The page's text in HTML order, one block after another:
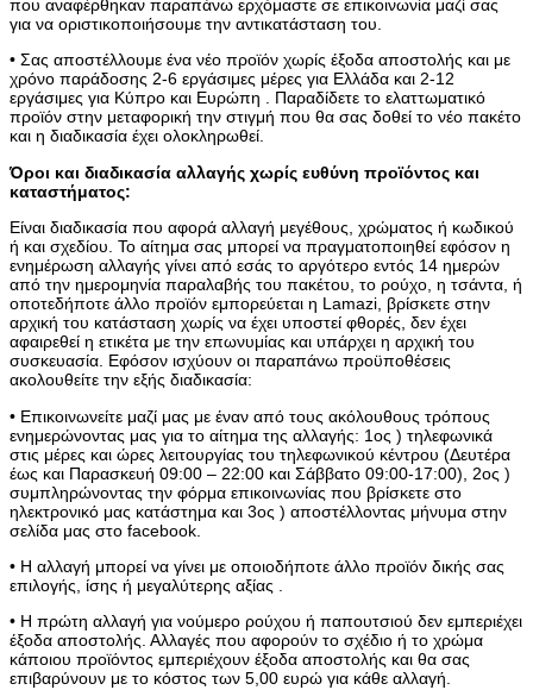
που αναφέρθηκαν παραπάνω ερχόμαστε σε επικοινωνία μαζί σας
για να οριστικοποιήσουμε την αντικατάσταση του.
• Σας αποστέλλουμε ένα νέο προϊόν χωρίς έξοδα αποστολής και με
χρόνο παράδοσης 2-6 εργάσιμες μέρες για Ελλάδα και 2-12
εργάσιμες για Κύπρο και Ευρώπη . Παραδίδετε το ελαττωματικό
προϊόν στην μεταφορική την στιγμή που θα σας δοθεί το νέο πακέτο
και η διαδικασία έχει ολοκληρωθεί.
Όροι και διαδικασία αλλαγής χωρίς ευθύνη προϊόντος και
καταστήματος:
Είναι διαδικασία που αφορά αλλαγή μεγέθους, χρώματος ή κωδικού
ή και σχεδίου. Το αίτημα σας μπορεί να πραγματοποιηθεί εφόσον η
ενημέρωση αλλαγής γίνει από εσάς το αργότερο εντός 14 ημερών
από την ημερομηνία παραλαβής του πακέτου, το ρούχο, η τσάντα, ή
οποτεδήποτε άλλο προϊόν εμπορεύεται η Lamazi, βρίσκετε στην
αρχική του κατάσταση χωρίς να έχει υποστεί φθορές, δεν έχει
αφαιρεθεί η ετικέτα με την επωνυμίας και υπάρχει η αρχική του
συσκευασία. Εφόσον ισχύουν οι παραπάνω προϋποθέσεις
ακολουθείτε την εξής διαδικασία:
• Επικοινωνείτε μαζί μας με έναν από τους ακόλουθους τρόπους
ενημερώνοντας μας για το αίτημα της αλλαγής: 1ος ) τηλεφωνικά
στις μέρες και ώρες λειτουργίας του τηλεφωνικού κέντρου (Δευτέρα
έως και Παρασκευή 09:00 – 22:00 και Σάββατο 09:00-17:00), 2ος )
συμπληρώνοντας την φόρμα επικοινωνίας που βρίσκετε στο
ηλεκτρονικό μας κατάστημα και 3ος ) αποστέλλοντας μήνυμα στην
σελίδα μας στο facebook.
• Η αλλαγή μπορεί να γίνει με οποιοδήποτε άλλο προϊόν δικής σας
επιλογής, ίσης ή μεγαλύτερης αξίας .
• Η πρώτη αλλαγή για νούμερο ρούχου ή παπουτσιού δεν εμπεριέχει
έξοδα αποστολής. Αλλαγές που αφορούν το σχέδιο ή το χρώμα
κάποιου προϊόντος εμπεριέχουν έξοδα αποστολής και θα σας
επιβαρύνουν με το κόστος των 5,00 ευρώ για κάθε αλλαγή.